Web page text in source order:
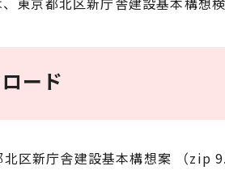
ード
北区新庁舎建設基本構想案 （zip